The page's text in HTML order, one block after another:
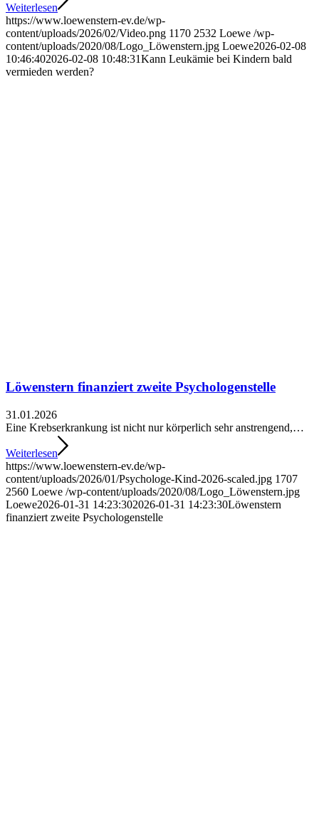
Weiterlesen
https://www.loewenstern-ev.de/wp-
content/uploads/2026/02/Video.png 1170 2532 Loewe /wp-
content/uploads/2020/08/Logo_Löwenstern.jpg Loewe2026-02-08
10:46:402026-02-08 10:48:31Kann Leukämie bei Kindern bald
vermieden werden?
Löwenstern finanziert zweite Psychologenstelle
31.01.2026
Eine Krebserkrankung ist nicht nur körperlich sehr anstrengend,…
Weiterlesen
https://www.loewenstern-ev.de/wp-
content/uploads/2026/01/Psychologe-Kind-2026-scaled.jpg 1707
2560 Loewe /wp-content/uploads/2020/08/Logo_Löwenstern.jpg
Loewe2026-01-31 14:23:302026-01-31 14:23:30Löwenstern
finanziert zweite Psychologenstelle